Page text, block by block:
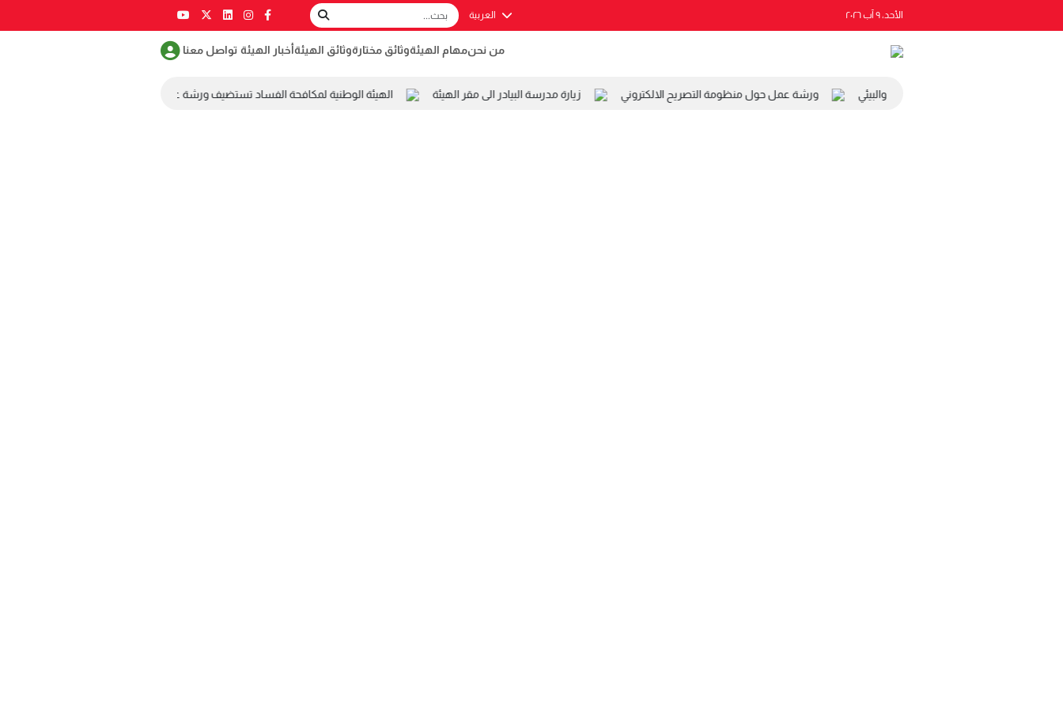
الأحد، ٩ آب ٢٠٢٦ العربية
من نحنمهام الهيئةوثائق مختارةوثائق الهيئةأخبار الهيئة تواصل معنا
رئيس المجلس الاقتصادي والاجتماعي والبيئي ورشة عمل حول منظومة التصريح الالكتروني زيارة مدرسة البيادر الى مقر الهيئة الهيئة الوطنية لمكافحة الفساد تستضيف ورشة عمل ضمن مسابقة طلابية لمكافحة